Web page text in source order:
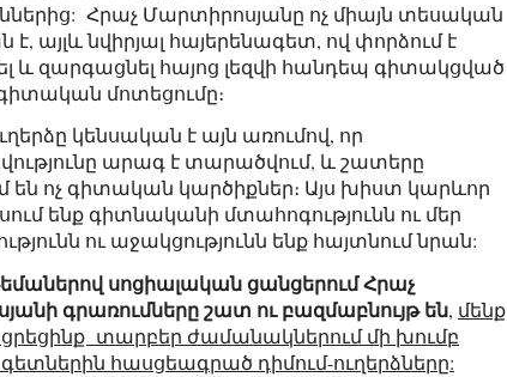
Հրաչ Մարտիրոսյանը ոչ միայն տեսական
այլև նվիրյալ հայերենագետ, ով փորձում է
և զարգացնել հայոց լեզվի հանդեպ գիտակցված
մոտեցումը։
կենսական է այն առումով, որ
արագ է տարածվում, և շատերը
են ոչ գիտական կարծիքներ։ Այս խիստ կարևոր
ենք գիտնականի մտահոգությունն ու մեր
ու աջակցությունն ենք հայտնում նրան:
սոցիալական ցանցերում Հրաչ
գրառումները շատ ու բազմաբնույթ են, մենք
տարբեր ժամանակներում մի խումբ
հասցեագրած դիմում-ուղերձները: